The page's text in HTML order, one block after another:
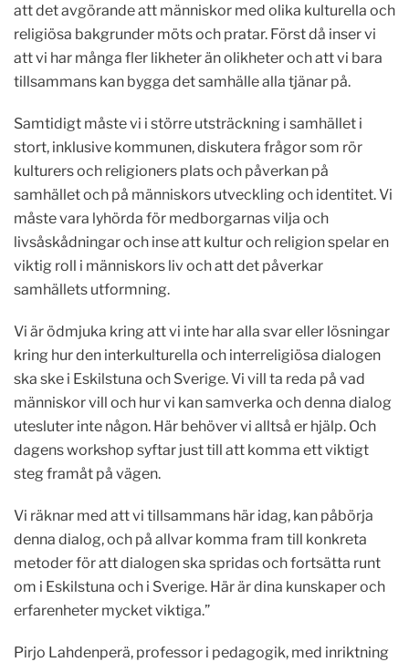
att det avgörande att människor med olika kulturella och
religiösa bakgrunder möts och pratar. Först då inser vi
att vi har många fler likheter än olikheter och att vi bara
tillsammans kan bygga det samhälle alla tjänar på.
Samtidigt måste vi i större utsträckning i samhället i
stort, inklusive kommunen, diskutera frågor som rör
kulturers och religioners plats och påverkan på
samhället och på människors utveckling och identitet. Vi
måste vara lyhörda för medborgarnas vilja och
livsåskådningar och inse att kultur och religion spelar en
viktig roll i människors liv och att det påverkar
samhällets utformning.
Vi är ödmjuka kring att vi inte har alla svar eller lösningar
kring hur den interkulturella och interreligiösa dialogen
ska ske i Eskilstuna och Sverige. Vi vill ta reda på vad
människor vill och hur vi kan samverka och denna dialog
utesluter inte någon. Här behöver vi alltså er hjälp. Och
dagens workshop syftar just till att komma ett viktigt
steg framåt på vägen.
Vi räknar med att vi tillsammans här idag, kan påbörja
denna dialog, och på allvar komma fram till konkreta
metoder för att dialogen ska spridas och fortsätta runt
om i Eskilstuna och i Sverige. Här är dina kunskaper och
erfarenheter mycket viktiga.”
Pirjo Lahdenperä, professor i pedagogik, med inriktning